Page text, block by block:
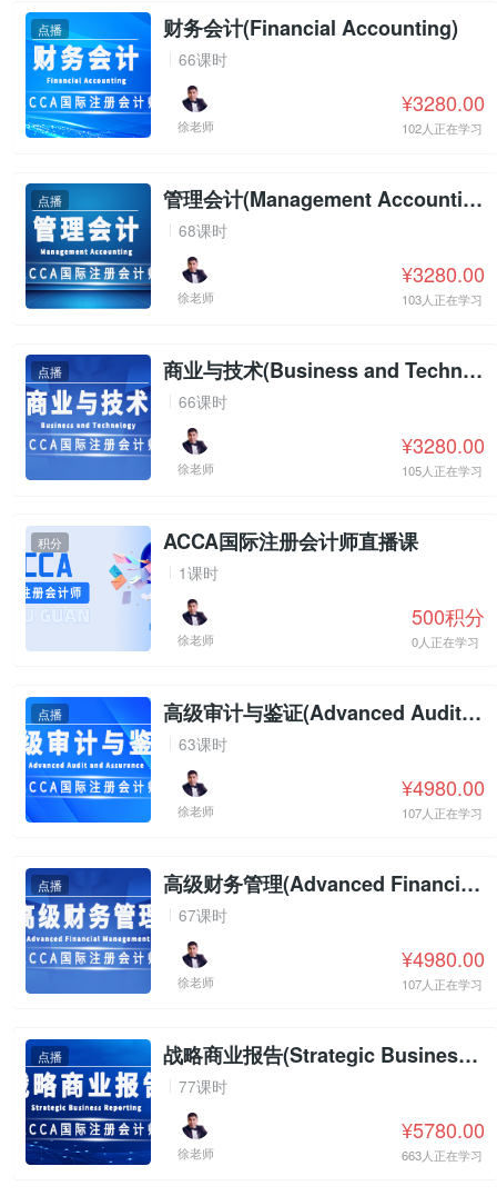
点播 财务会计(Financial Accounting)
66课时
徐老师
¥3280.00
102人正在学习
点播 管理会计(Management Accounting)
68课时
徐老师
¥3280.00
103人正在学习
点播 商业与技术(Business and Technology)
66课时
徐老师
¥3280.00
105人正在学习
积分 ACCA国际注册会计师直播课
1课时
徐老师
500积分
0人正在学习
点播 高级审计与鉴证(Advanced Audit and Assurance)
63课时
徐老师
¥4980.00
107人正在学习
点播 高级财务管理(Advanced Financial Management)
67课时
徐老师
¥4980.00
107人正在学习
点播 战略商业报告(Strategic Business Reporting)
77课时
徐老师
¥5780.00
663人正在学习